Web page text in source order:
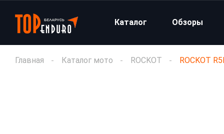
Каталог Обзоры
Главная Каталог мото ROCKOT ROCKOT